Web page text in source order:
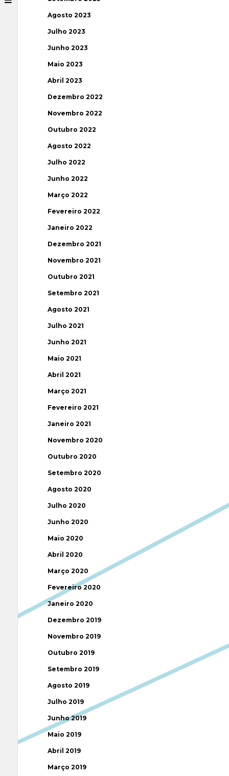
Agosto 2023
Julho 2023
Junho 2023
Maio 2023
Abril 2023
Dezembro 2022
Novembro 2022
Outubro 2022
Agosto 2022
Julho 2022
Junho 2022
Março 2022
Fevereiro 2022
Janeiro 2022
Dezembro 2021
Novembro 2021
Outubro 2021
Setembro 2021
Agosto 2021
Julho 2021
Junho 2021
Maio 2021
Abril 2021
Março 2021
Fevereiro 2021
Janeiro 2021
Novembro 2020
Outubro 2020
Setembro 2020
Agosto 2020
Julho 2020
Junho 2020
Maio 2020
Abril 2020
Março 2020
Fevereiro 2020
Janeiro 2020
Dezembro 2019
Novembro 2019
Outubro 2019
Setembro 2019
Agosto 2019
Julho 2019
Junho 2019
Maio 2019
Abril 2019
Março 2019